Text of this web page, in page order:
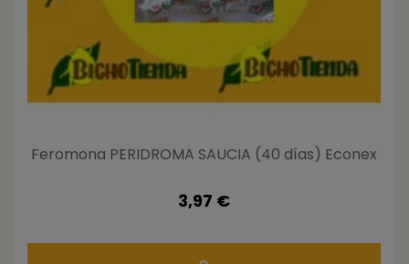
Feromona PERIDROMA SAUCIA (40 días) Econex
3,97 €